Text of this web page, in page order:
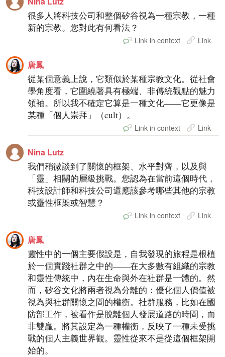
很多人將科技公司和整個矽谷視為一種宗教，一種
新的宗教。您對此有何看法？
Link in context Link
唐鳳
從某個意義上說，它類似於某種宗教文化。從社會
學角度看，它圍繞著具有極端、非傳統觀點的魅力
領袖。所以我不確定它算是一種文化——它更像是
某種「個人崇拜」（cult）。
Link in context Link
Nina Lutz
我們稍微談到了關懷的框架、水平對齊，以及與
「靈」相關的層級挑戰。您認為在當前這個時代，
科技設計師和科技公司還應該參考哪些其他的宗教
或靈性框架或智慧？
Link in context Link
唐鳳
靈性中的一個主要假設是，自我發現的旅程是根植
於一個實踐社群之中的——在大多數有組織的宗教
和靈性傳統中，內在生命與外在社群是一體的。然
而，矽谷文化將兩者視為分離的：優化個人價值被
視為與社群關懷之間的權衡。社群服務，比如在國
防部工作，被看作是脫離個人發展道路的時間，而
非雙贏。將其設定為一種權衡，反映了一種未受挑
戰的個人主義世界觀。靈性從來不是從這個框架開
始的。